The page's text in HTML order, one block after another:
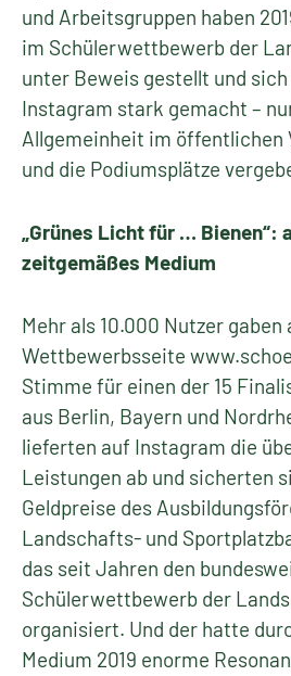
und Arbeitsgruppen haben
im Schülerwettbewerb der
unter Beweis gestellt und
Instagram stark gemacht –
Allgemeinheit im öffentlichen
und die Podiumsplätze
„Grünes Licht für … Bienen“:
zeitgemäßes Medium
Mehr als 10.000 Nutzer gaben
Wettbewerbsseite
Stimme für einen der 15
aus Berlin, Bayern und
lieferten auf Instagram die
Leistungen ab und sicherten
Geldpreise des
Landschafts- und
das seit Jahren den
Schülerwettbewerb der
organisiert. Und der hatte
Medium 2019 enorme